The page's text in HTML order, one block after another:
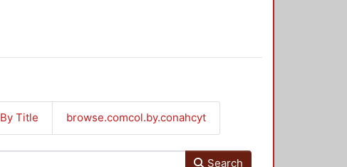
By Title browse.comcol.by.conahcyt
Search